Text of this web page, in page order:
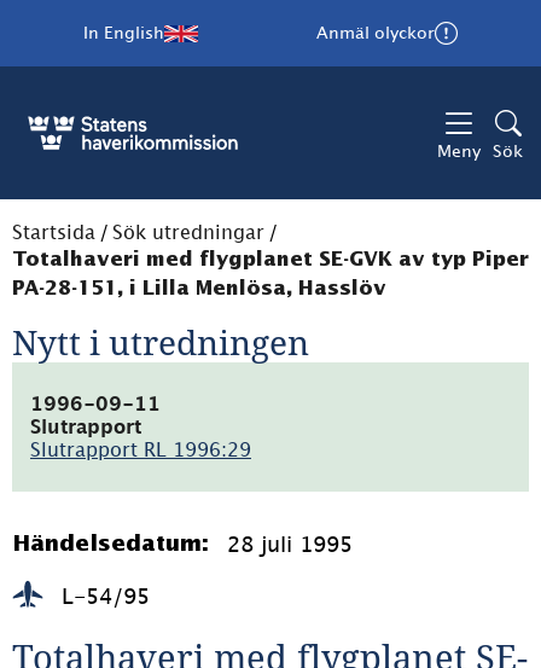
In English Anmäl olyckor
Meny Sök
Startsida / Sök utredningar /
Totalhaveri med flygplanet SE-GVK av typ Piper
PA-28-151, i Lilla Menlösa, Hasslöv
Nytt i utredningen
1996-09-11
Slutrapport
Slutrapport RL 1996:29
39kB)
Händelsedatum: 28 juli 1995
L-54/95
Totalhaveri med flygplanet SE-